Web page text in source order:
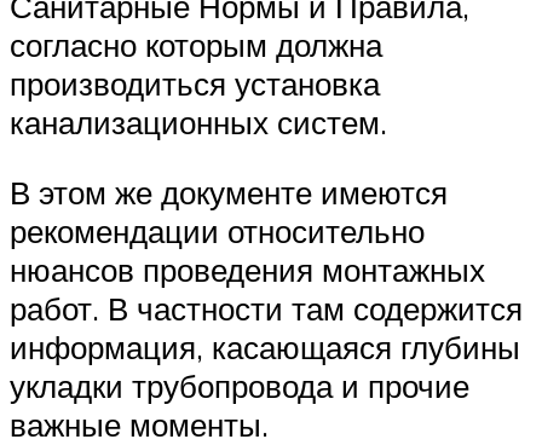
согласно которым должна
производиться установка
канализационных систем.
В этом же документе имеются
рекомендации относительно
нюансов проведения монтажных
работ. В частности там содержится
информация, касающаяся глубины
укладки трубопровода и прочие
важные моменты.